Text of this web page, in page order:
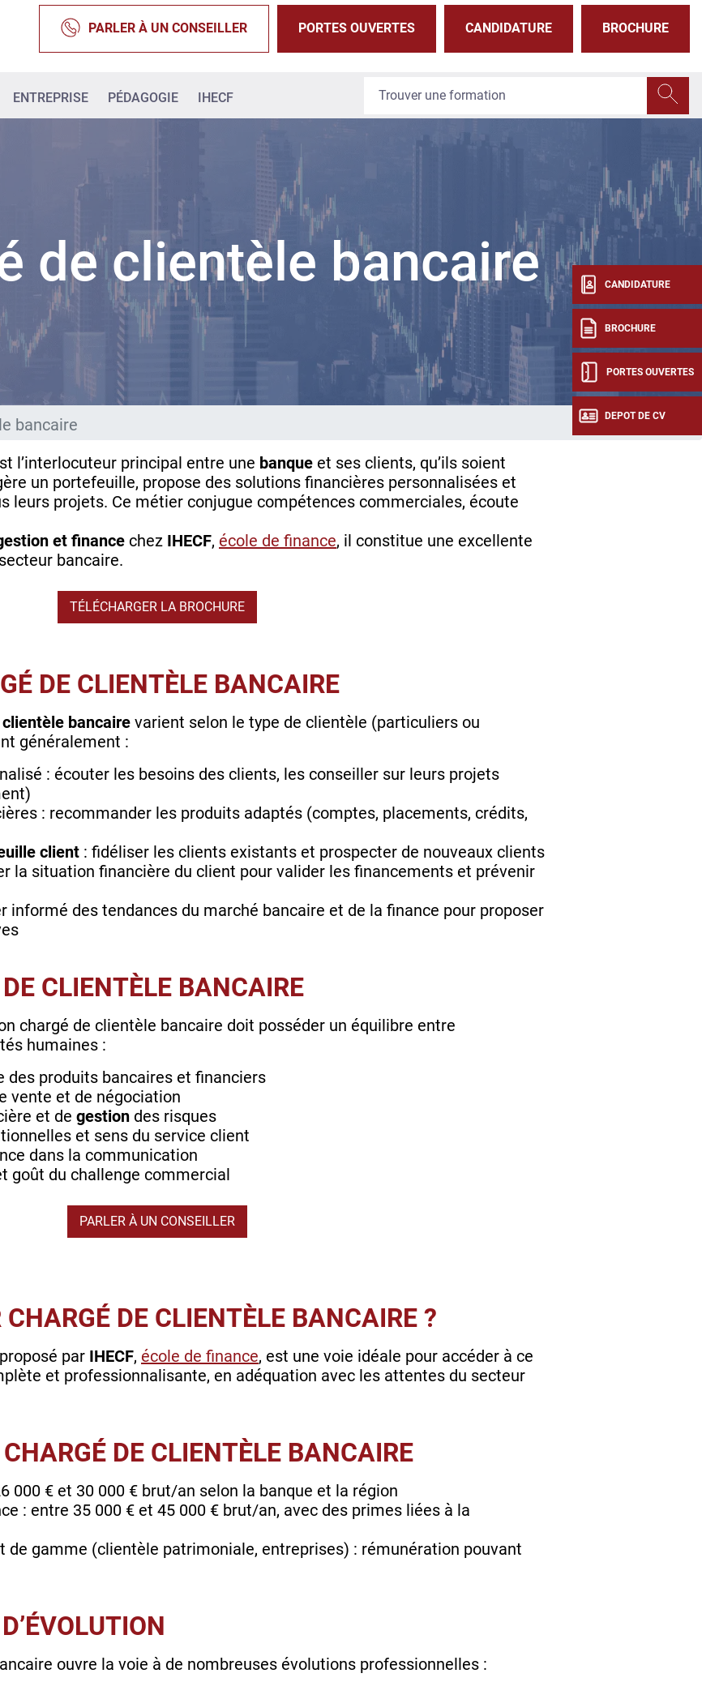
PARLER À UN CONSEILLER PORTES OUVERTES CANDIDATURE BROCHURE
ENTREPRISE PÉDAGOGIE IHECF
CANDIDATURE
BROCHURE
PORTES OUVERTES
DEPOT DE CV
de clientèle bancaire
bancaire
l’interlocuteur principal entre une banque et ses clients, qu’ils soient
un portefeuille, propose des solutions financières personnalisées et
leurs projets. Ce métier conjugue compétences commerciales, écoute
et finance chez IHECF, école de finance, il constitue une excellente
bancaire.
TÉLÉCHARGER LA BROCHURE
DE CLIENTÈLE BANCAIRE
bancaire varient selon le type de clientèle (particuliers ou
généralement :
: écouter les besoins des clients, les conseiller sur leurs projets
: recommander les produits adaptés (comptes, placements, crédits,
client : fidéliser les clients existants et prospecter de nouveaux clients
la situation financière du client pour valider les financements et prévenir
informé des tendances du marché bancaire et de la finance pour proposer
CLIENTÈLE BANCAIRE
chargé de clientèle bancaire doit posséder un équilibre entre
humaines :
des produits bancaires et financiers
vente et de négociation
et de gestion des risques
et sens du service client
dans la communication
goût du challenge commercial
PARLER À UN CONSEILLER
DE CLIENTÈLE BANCAIRE ?
proposé par IHECF, école de finance, est une voie idéale pour accéder à ce
et professionnalisante, en adéquation avec les attentes du secteur
DE CLIENTÈLE BANCAIRE
000 € et 30 000 € brut/an selon la banque et la région
: entre 35 000 € et 45 000 € brut/an, avec des primes liées à la
de gamme (clientèle patrimoniale, entreprises) : rémunération pouvant
ouvre la voie à de nombreuses évolutions professionnelles :